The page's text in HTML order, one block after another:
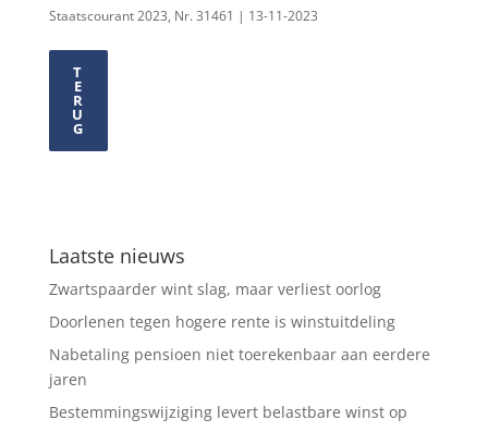
Staatscourant 2023, Nr. 31461 | 13-11-2023
T
E
R
U
G
Laatste nieuws
Zwartspaarder wint slag, maar verliest oorlog
Doorlenen tegen hogere rente is winstuitdeling
Nabetaling pensioen niet toerekenbaar aan eerdere
jaren
Bestemmingswijziging levert belastbare winst op